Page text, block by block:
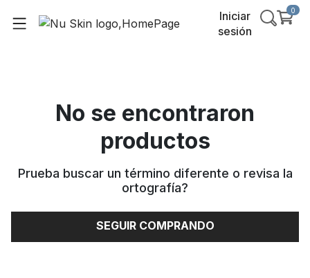
Iniciar
sesión
0
No se encontraron
productos
Prueba buscar un término diferente o revisa la
ortografía?
SEGUIR COMPRANDO